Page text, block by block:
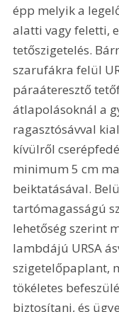
épp melyik a
alatti vagy feletti,
tetőszigetelés.
szarufákra felül
páraáteresztő
átlapolásoknál a
ragasztósávval
kívülről
minimum 5 cm
beiktatásával.
tartómagasságú
lehetőség szerint
lambdájú URSA
szigetelőpaplant,
tökéletes
biztosítani, és